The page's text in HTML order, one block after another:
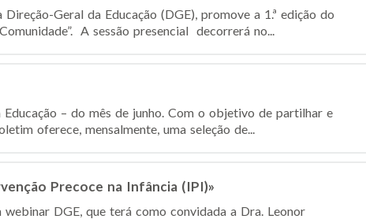
Geral da Educação (DGE), promove a 1.ª edição do
A sessão presencial decorrerá no...
– do mês de junho. Com o objetivo de partilhar e
oferece, mensalmente, uma seleção de...
Precoce na Infância (IPI)»
DGE, que terá como convidada a Dra. Leonor